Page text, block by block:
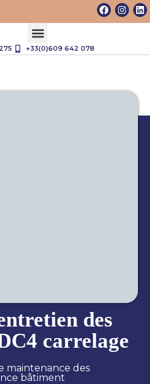
+33(0)609 642 078
des
carrelage
maintenance des
bâtiment